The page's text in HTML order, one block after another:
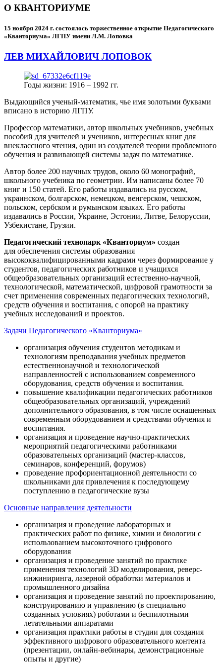
О КВАНТОРИУМЕ
15 ноября 2024 г. состоялось торжественное открытие Педагогического
«Кванториума» ЛГПУ имени Л.М. Лоповка
ЛЕВ МИХАЙЛОВИЧ ЛОПОВОК
Годы жизни: 1916 – 1992 гг.
Выдающийся ученый-математик, чье имя золотыми буквами
вписано в историю ЛГПУ.
Профессор математики, автор школьных учебников, учебных
пособий для учителей и учеников, интересных книг для
внеклассного чтения, один из создателей теории проблемного
обучения и развивающей системы задач по математике.
Автор более 200 научных трудов, около 60 монографий,
школьного учебника по геометрии. Им написаны более 70
книг и 150 статей. Его работы издавались на русском,
украинском, болгарском, немецком, венгерском, чешском,
польском, сербском и румынском языках. Его работы
издавались в России, Украине, Эстонии, Литве, Белоруссии,
Узбекистане, Грузии.
Педагогический технопарк «Кванториум» создан
для обеспечения системы образования
высококвалифицированными кадрами через формирование у
студентов, педагогических работников и учащихся
общеобразовательных организаций естественно-научной,
технологической, математической, цифровой грамотности за
счет применения современных педагогических технологий,
средств обучения и воспитания, с опорой на практику
учебных исследований и проектов.
Задачи Педагогического «Кванториума»
организация обучения студентов методикам и
технологиям преподавания учебных предметов
естественнонаучной и технологической
направленностей с использованием современного
оборудования, средств обучения и воспитания.
повышение квалификации педагогических работников
общеобразовательных организаций, учреждений
дополнительного образования, в том числе оснащенных
современным оборудованием и средствами обучения и
воспитания.
организация и проведение научно-практических
мероприятий педагогическими работниками
образовательных организаций (мастер-классов,
семинаров, конференций, форумов)
проведение профориентационной деятельности со
школьниками для привлечения к последующему
поступлению в педагогические вузы
Основные направления деятельности
организация и проведение лабораторных и
практических работ по физике, химии и биологии с
использованием высокоточного цифрового
оборудования
организация и проведение занятий по практике
применения технологий 3D моделирования, реверс-
инжиниринга, лазерной обработки материалов и
промышленного дизайна
организация и проведение занятий по проектированию,
конструированию и управлению (в специально
созданных условиях) роботами и беспилотными
летательными аппаратами
организация практики работы в студии для создания
эффективного цифрового образовательного контента
(презентации, онлайн-вебинары, демонстрационные
опыты и другие)